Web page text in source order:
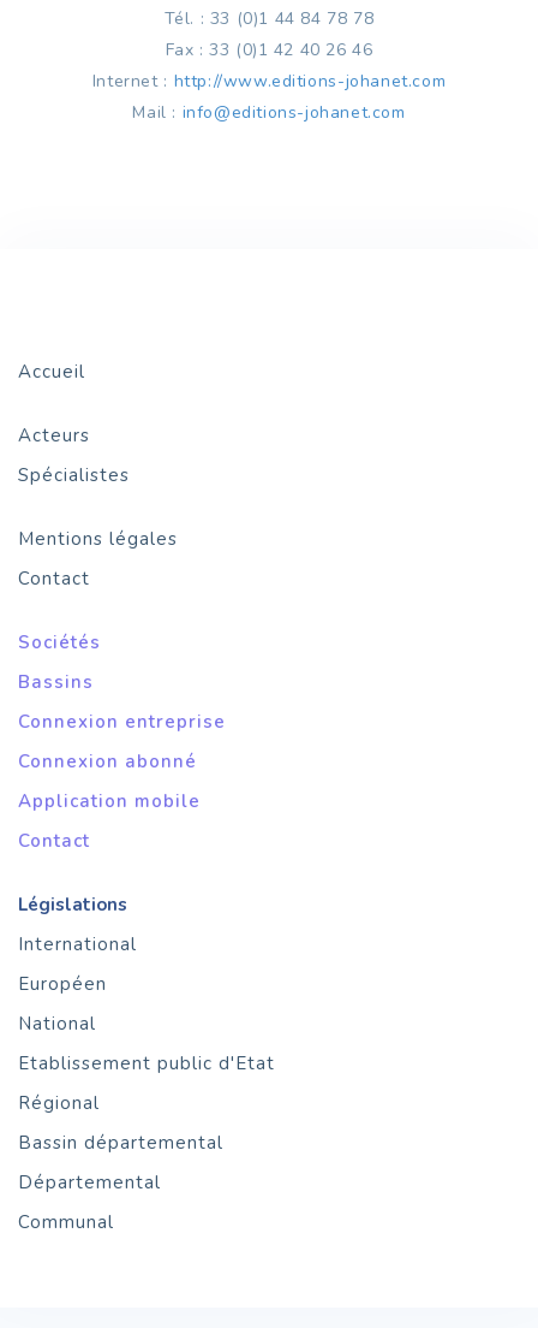
Tél. : 33 (0)1 44 84 78 78
Fax : 33 (0)1 42 40 26 46
Internet : http://www.editions-johanet.com
Mail : info@editions-johanet.com
Accueil
Acteurs
Spécialistes
Mentions légales
Contact
Sociétés
Bassins
Connexion entreprise
Connexion abonné
Application mobile
Contact
Législations
International
Européen
National
Etablissement public d'Etat
Régional
Bassin départemental
Départemental
Communal